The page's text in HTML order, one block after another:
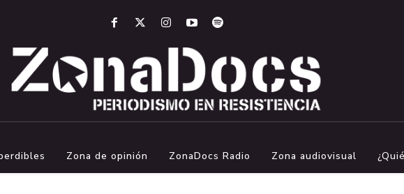
Zona de opinión ZonaDocs Radio Zona audiovisual